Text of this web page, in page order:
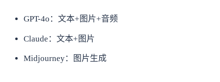
GPT-4o：文本+图片+音频
Claude：文本+图片
Midjourney：图片生成